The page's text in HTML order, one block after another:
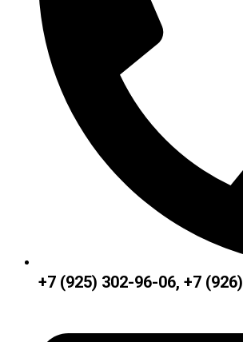
+7 (925) 302-96-06, +7